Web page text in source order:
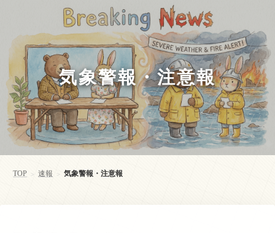
気象警報・注意報
TOP > 速報 > 気象警報・注意報